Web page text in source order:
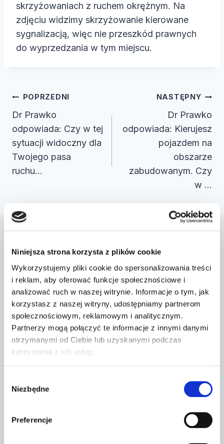
Niniejsza strona korzysta z plików cookie
Wykorzystujemy pliki cookie do spersonalizowania treści
i reklam, aby oferować funkcje społecznościowe i
analizować ruch w naszej witrynie. Informacje o tym, jak
korzystasz z naszej witryny, udostępniamy partnerom
społecznościowym, reklamowym i analitycznym.
Partnerzy mogą połączyć te informacje z innymi danymi
otrzymanymi od Ciebie lub uzyskanymi podczas
korzystania z ich usług.
zgody
Niezbędne
Preferencje
skrzyżowaniach z ruchem okrężnym. Na
zdjęciu widzimy skrzyżowanie kierowane
sygnalizacją, więc nie przeszkód prawnych
do wyprzedzania w tym miejscu.
Nawigacja
wpisu
POPRZEDNI
Dr Prawko
odpowiada: Czy w tej
sytuacji widoczny dla
Twojego pasa
ruchu…
NASTĘPNY
Dr Prawko
odpowiada: Kierujesz
pojazdem na
obszarze
zabudowanym. Czy
w …
Podobne wpisy
Dr Prawko odpowiada: Czy w
przedstawionej sytuacji zbliżasz się
do skrz…
Przez 2022-03-13